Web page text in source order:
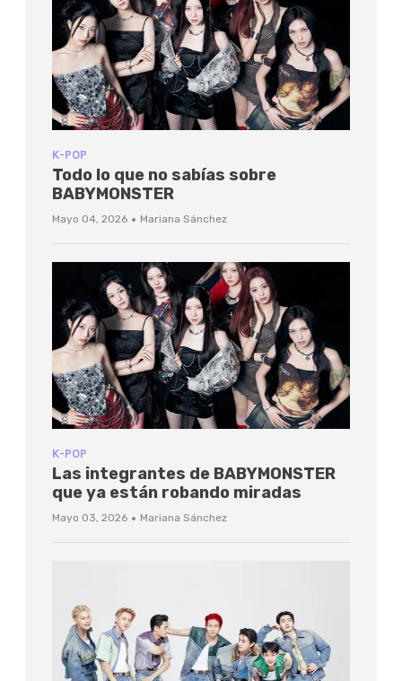
K-POP
Todo lo que no sabías sobre
BABYMONSTER
Mayo 04, 2026 · Mariana Sánchez
K-POP
Las integrantes de BABYMONSTER
que ya están robando miradas
Mayo 03, 2026 · Mariana Sánchez